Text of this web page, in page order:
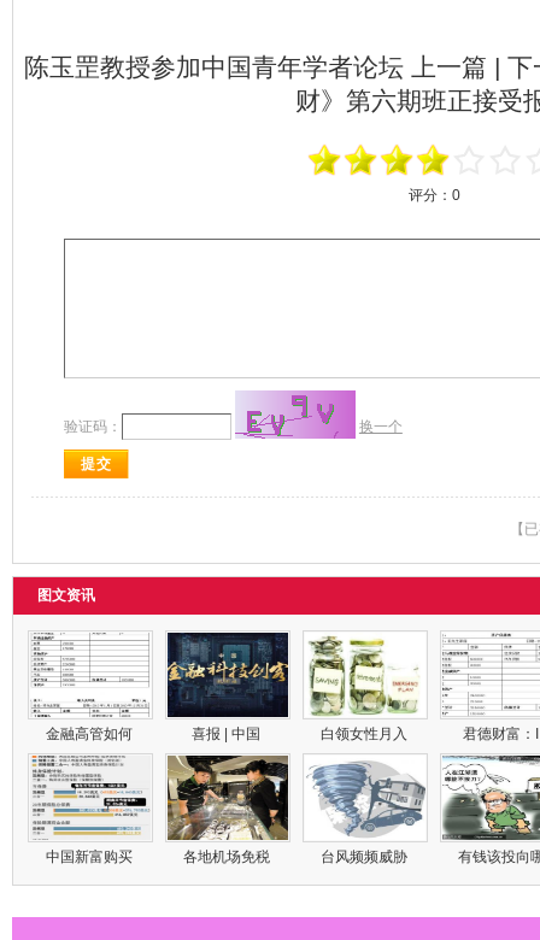
陈玉罡教授参加中国青年学者论坛 上一篇 |
财》第六期班正接受
评分： 0
验证码： 换一个
【
图文资讯
金融高管如何 喜报 | 中国 白领女性月入 君德财富
中国新富购买 各地机场免税 台风频频威胁 有钱该投向